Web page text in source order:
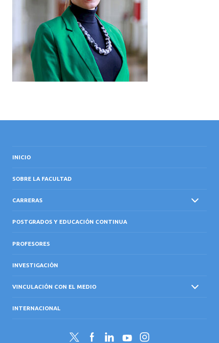
INICIO
SOBRE LA FACULTAD
CARRERAS
POSTGRADOS Y EDUCACIÓN CONTINUA
PROFESORES
INVESTIGACIÓN
VINCULACIÓN CON EL MEDIO
INTERNACIONAL
Twitter FacebookLinkedInYouTubeInstagram